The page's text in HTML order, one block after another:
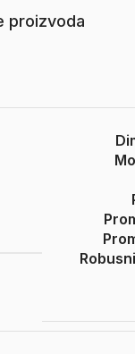
proizvoda